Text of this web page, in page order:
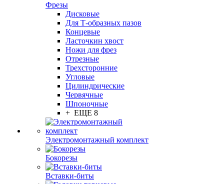
Фрезы
Дисковые
Для Т-образных пазов
Концевые
Ласточкин хвост
Ножи для фрез
Отрезные
Трехсторонние
Угловые
Цилиндрические
Червячные
Шпоночные
+ ЕЩЕ 8
Электромонтажный комплект
Бокорезы
Вставки-биты